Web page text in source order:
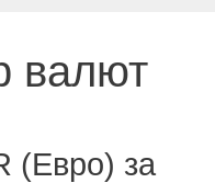
валют
(Евро) за